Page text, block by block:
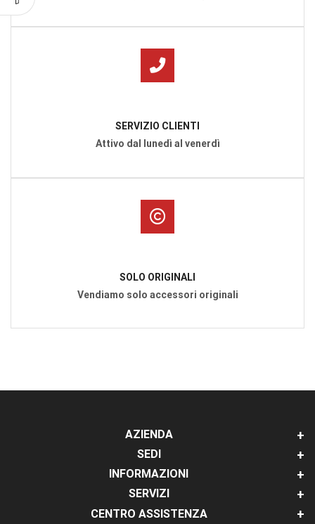
SERVIZIO CLIENTI
Attivo dal lunedì al venerdì
SOLO ORIGINALI
Vendiamo solo accessori originali
AZIENDA
SEDI
INFORMAZIONI
SERVIZI
CENTRO ASSISTENZA